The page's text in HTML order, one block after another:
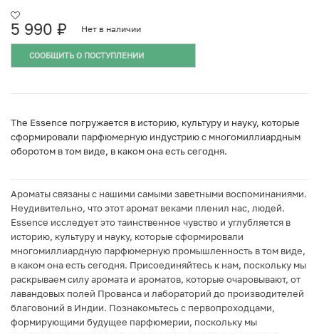
5 990 ₽ Нет в наличии
СООБЩИТЬ О ПОСТУПЛЕНИИ
The Essence погружается в историю, культуру и науку, которые
сформировали парфюмерную индустрию с многомиллиардным
оборотом в том виде, в каком она есть сегодня.
Ароматы связаны с нашими самыми заветными воспоминаниями.
Неудивительно, что этот аромат веками пленил нас, людей.
Essence исследует это таинственное чувство и углубляется в
историю, культуру и науку, которые сформировали
многомиллиардную парфюмерную промышленность в том виде,
в каком она есть сегодня. Присоединяйтесь к нам, поскольку мы
раскрываем силу аромата и ароматов, которые очаровывают, от
лавандовых полей Прованса и лабораторий до производителей
благовоний в Индии. Познакомьтесь с первопроходцами,
формирующими будущее парфюмерии, поскольку мы